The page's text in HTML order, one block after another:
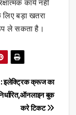
कार्य नहीं
बड़ा खतरा
ले सकता है।
क्रूज का
बुक
करे टिकट